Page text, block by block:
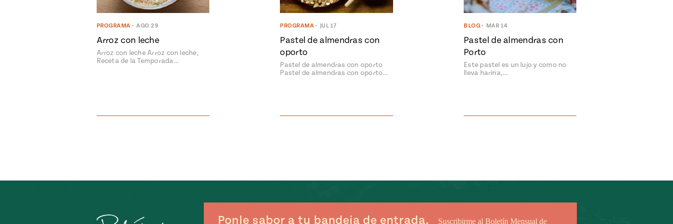
PROGRAMA • AGO 29
Arroz con leche
Arroz con leche Arroz con leche,
Receta de la Temporada…
PROGRAMA • JUL 17
Pastel de almendras con
oporto
Pastel de almendras con oporto
Pastel de almendras con oporto…
BLOG • MAR 14
Pastel de almendras con
Porto
Este pastel es un lujo y como no
lleva harina,…
Ponle sabor a tu bandeja de entrada.